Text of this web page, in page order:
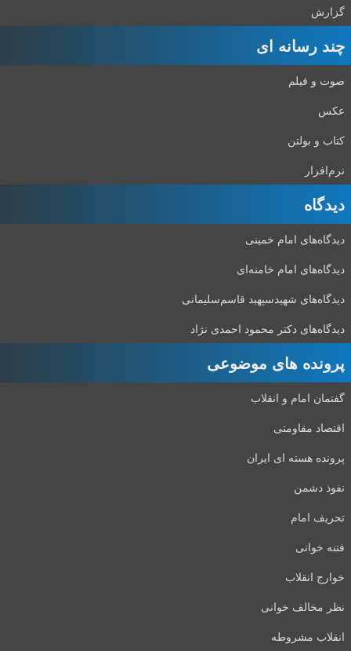
گزارش
چند رسانه ای
صوت و فیلم
عکس
کتاب و بولتن
نرم‌افزار
دیدگاه‌
دیدگاه‌های امام خمینی
دیدگاه‌های امام خامنه‌ای
دیدگاه‌های شهید‌سپهبد قاسم‌سلیمانی
دیدگاه‌های دکتر محمود احمدی نژاد
پرونده های موضوعی
گفتمان امام و انقلاب
اقتصاد مقاومتی
پرونده هسته ای ایران
نفوذ دشمن
تحریف امام
فتنه خوانی
خوارج انقلاب
نظر مخالف خوانی
انقلاب مشروطه